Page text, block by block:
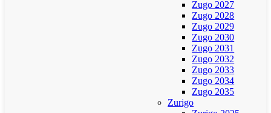
Zugo 2027
Zugo 2028
Zugo 2029
Zugo 2030
Zugo 2031
Zugo 2032
Zugo 2033
Zugo 2034
Zugo 2035
Zurigo